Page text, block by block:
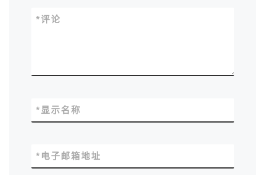
评论
*
显示名称
*
电子邮箱地址
*